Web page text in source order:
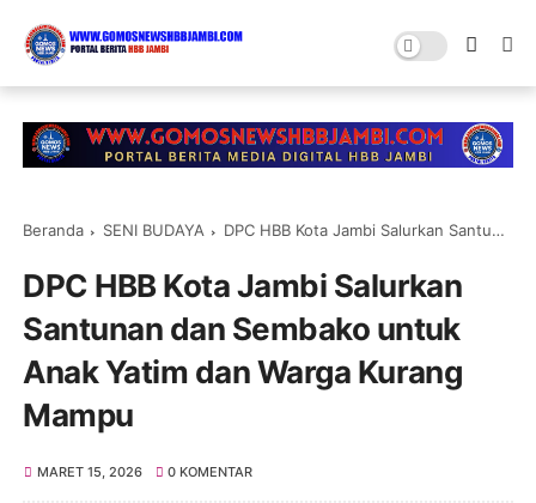
Beranda SENI BUDAYA DPC HBB Kota Jambi Salurkan Santunan dan Sembako untuk Anak Yatim dan Warga Kurang Mampu
DPC HBB Kota Jambi Salurkan
Santunan dan Sembako untuk
Anak Yatim dan Warga Kurang
Mampu
MARET 15, 2026 0 KOMENTAR